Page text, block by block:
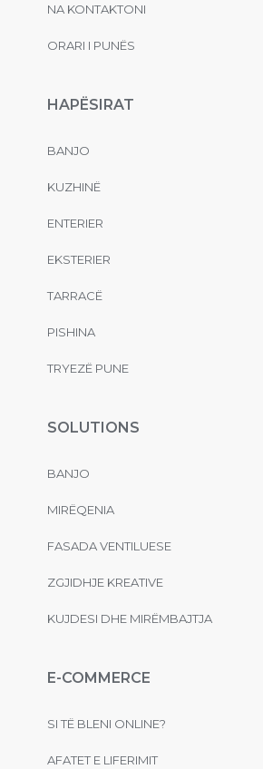
NA KONTAKTONI
ORARI I PUNËS
HAPËSIRAT
BANJO
KUZHINË
ENTERIER
EKSTERIER
TARRACË
PISHINA
TRYEZË PUNE
SOLUTIONS
BANJO
MIRËQENIA
FASADA VENTILUESE
ZGJIDHJE KREATIVE
KUJDESI DHE MIRËMBAJTJA
E-COMMERCE
SI TË BLENI ONLINE?
AFATET E LIFERIMIT